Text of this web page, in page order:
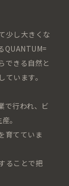
少し大きくな
QUANTUM=
できる自然と
います。
で行われ、ビ
。
育てていま
ることで把